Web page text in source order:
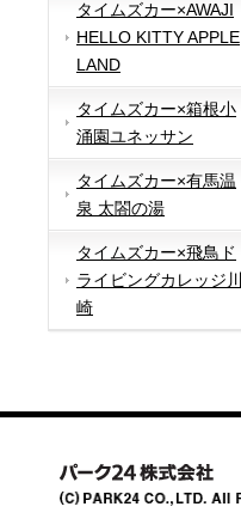
タイムズカー×AWAJI
HELLO KITTY APPLE
LAND
タイムズカー×箱根小
涌園ユネッサン
タイムズカー×有馬温
泉 太閤の湯
タイムズカー×飛鳥ド
ライビングカレッジ川
崎